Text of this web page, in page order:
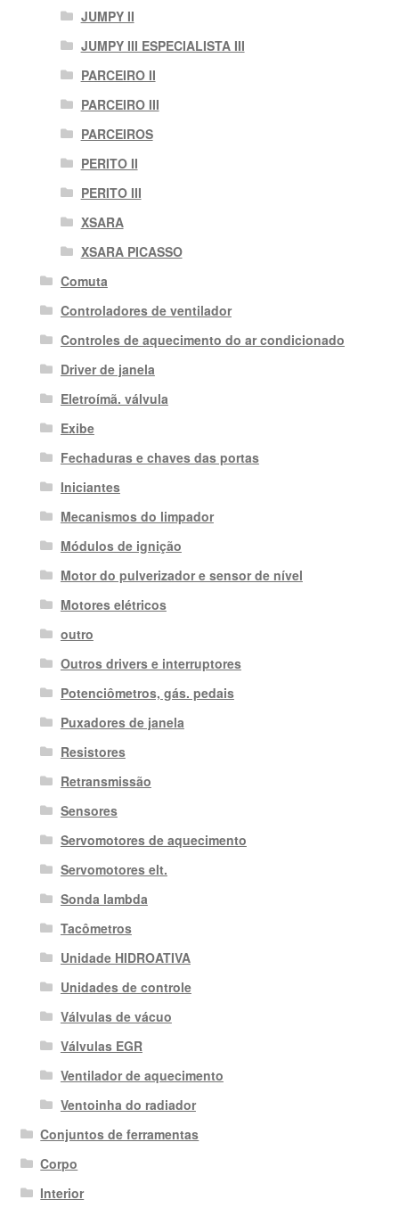
JUMPY II
JUMPY III ESPECIALISTA III
PARCEIRO II
PARCEIRO III
PARCEIROS
PERITO II
PERITO III
XSARA
XSARA PICASSO
Comuta
Controladores de ventilador
Controles de aquecimento do ar condicionado
Driver de janela
Eletroímã. válvula
Exibe
Fechaduras e chaves das portas
Iniciantes
Mecanismos do limpador
Módulos de ignição
Motor do pulverizador e sensor de nível
Motores elétricos
outro
Outros drivers e interruptores
Potenciômetros, gás. pedais
Puxadores de janela
Resistores
Retransmissão
Sensores
Servomotores de aquecimento
Servomotores elt.
Sonda lambda
Tacômetros
Unidade HIDROATIVA
Unidades de controle
Válvulas de vácuo
Válvulas EGR
Ventilador de aquecimento
Ventoinha do radiador
Conjuntos de ferramentas
Corpo
Interior